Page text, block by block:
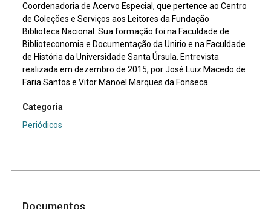
Coordenadoria de Acervo Especial, que pertence ao Centro
de Coleções e Serviços aos Leitores da Fundação
Biblioteca Nacional. Sua formação foi na Faculdade de
Biblioteconomia e Documentação da Unirio e na Faculdade
de História da Universidade Santa Úrsula. Entrevista
realizada em dezembro de 2015, por José Luiz Macedo de
Faria Santos e Vitor Manoel Marques da Fonseca.
Categoria
Periódicos
Documentos